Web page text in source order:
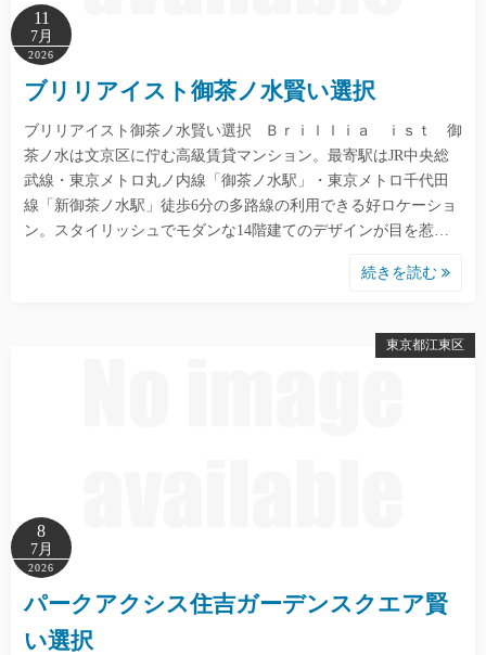
11
7月
2026
ブリリアイスト御茶ノ水賢い選択
ブリリアイスト御茶ノ水賢い選択 Ｂｒｉｌｌｉａ ｉｓｔ 御
茶ノ水は文京区に佇む高級賃貸マンション。最寄駅はJR中央総
武線・東京メトロ丸ノ内線「御茶ノ水駅」・東京メトロ千代田
線「新御茶ノ水駅」徒歩6分の多路線の利用できる好ロケーショ
ン。スタイリッシュでモダンな14階建てのデザインが目を惹…
続きを読む
東京都江東区
8
7月
2026
パークアクシス住吉ガーデンスクエア賢
い選択